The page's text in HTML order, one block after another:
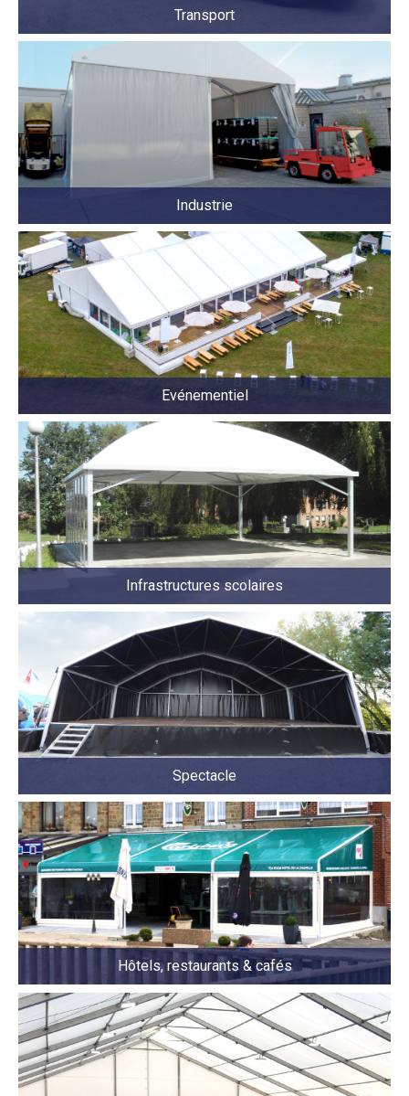
Transport
Industrie
Evénementiel
Infrastructures scolaires
Spectacle
Hôtels, restaurants & cafés